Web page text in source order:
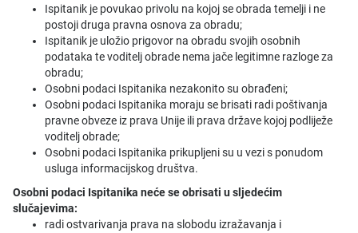
Ispitanik je povukao privolu na kojoj se obrada temelji i ne
postoji druga pravna osnova za obradu;
Ispitanik je uložio prigovor na obradu svojih osobnih
podataka te voditelj obrade nema jače legitimne razloge za
obradu;
Osobni podaci Ispitanika nezakonito su obrađeni;
Osobni podaci Ispitanika moraju se brisati radi poštivanja
pravne obveze iz prava Unije ili prava države kojoj podliježe
voditelj obrade;
Osobni podaci Ispitanika prikupljeni su u vezi s ponudom
usluga informacijskog društva.
Osobni podaci Ispitanika neće se obrisati u sljedećim
slučajevima:
radi ostvarivanja prava na slobodu izražavanja i